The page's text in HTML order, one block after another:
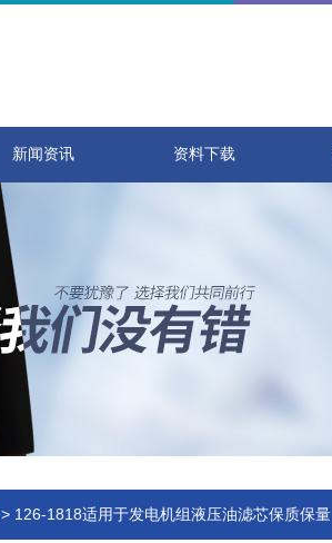
新闻资讯 资料下载
> 126-1818适用于发电机组液压油滤芯保质保量